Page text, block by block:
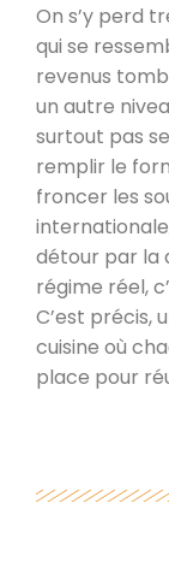
On s’y perd
qui se
revenus
un autre
surtout pas
remplir le
froncer les
détour par la
régime réel,
C’est précis,
cuisine où
place pour